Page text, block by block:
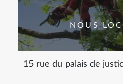
NOUS
15 rue du palais de